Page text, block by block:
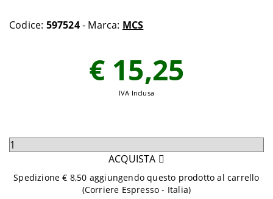
Codice: 597524- Marca: MCS
€ 15,25
IVA Inclusa
Seleziona
aggiungere
ACQUISTA
Spedizione € 8,50 aggiungendo questo prodotto al carrello
(Corriere Espresso - Italia)